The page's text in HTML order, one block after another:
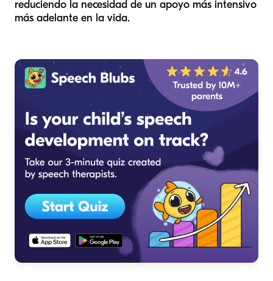
reduciendo la necesidad de un apoyo más intensivo
más adelante en la vida.